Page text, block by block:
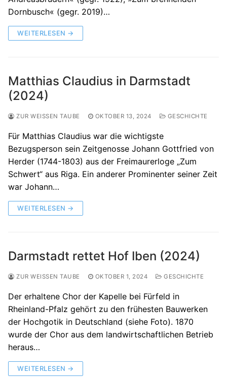
Dornbusch« (gegr. 2019)…
WEITERLESEN →
Matthias Claudius in Darmstadt
(2024)
ZUR WEISSEN TAUBE OKTOBER 13, 2024 GESCHICHTE
Für Matthias Claudius war die wichtigste
Bezugsperson sein Zeitgenosse Johann Gottfried von
Herder (1744-1803) aus der Freimaurerloge „Zum
Schwert“ aus Riga. Ein anderer Prominenter seiner Zeit
war Johann…
WEITERLESEN →
Darmstadt rettet Hof Iben (2024)
ZUR WEISSEN TAUBE OKTOBER 1, 2024 GESCHICHTE
Der erhaltene Chor der Kapelle bei Fürfeld in
Rheinland-Pfalz gehört zu den frühesten Bauwerken
der Hochgotik in Deutschland (siehe Foto). 1870
wurde der Chor aus dem landwirtschaftlichen Betrieb
heraus…
WEITERLESEN →